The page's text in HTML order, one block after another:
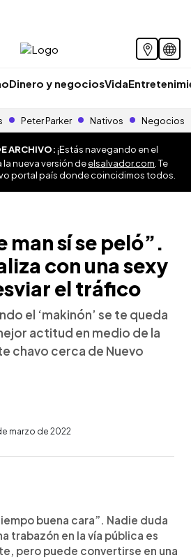
Dinero y negociosVida
Peter Parker Nativos Negocios
ARCHIVO:¡Estás navegando en el
la nueva versión deelsalvador.com . Te
portal país donde coincidimos todos.
man sí se peló”.
con una sexy
el tráfico
el ‘makinón’ se te queda
actitud en medio de la
chavo cerca de Nuevo
marzo de 2022
buena cara”. Nadie duda
trabazón en la vía pública es
pero puede convertirse en una